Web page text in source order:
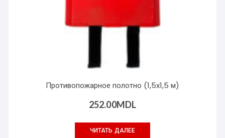
Противопожарное полотно (1,5х1,5 м)
252.00MDL
ЧИТАТЬ ДАЛЕЕ